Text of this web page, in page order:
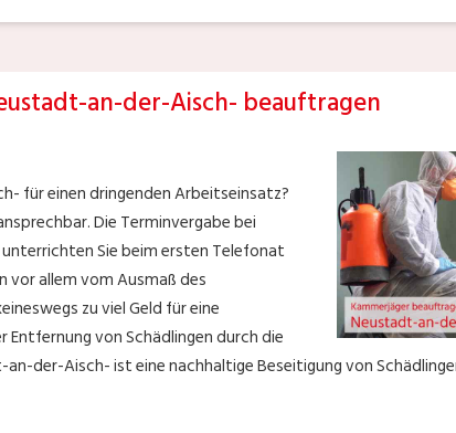
an-der-Aisch- beauftragen
für einen dringenden Arbeitseinsatz?
Die Terminvergabe bei
Sie beim ersten Telefonat
vor allem vom Ausmaß des
zu viel Geld für eine
von Schädlingen durch die
der-Aisch- ist eine nachhaltige Beseitigung von